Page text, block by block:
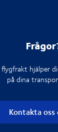
hjälper
på dina
Kontakta oss